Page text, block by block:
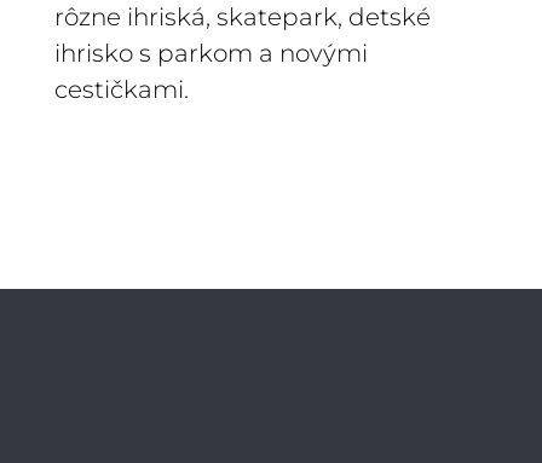
rôzne ihriská, skatepark, detské
ihrisko s parkom a novými
cestičkami.